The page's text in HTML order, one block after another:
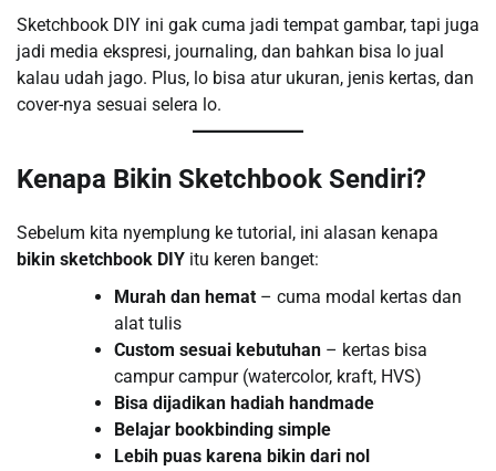
Sketchbook DIY ini gak cuma jadi tempat gambar, tapi juga
jadi media ekspresi, journaling, dan bahkan bisa lo jual
kalau udah jago. Plus, lo bisa atur ukuran, jenis kertas, dan
cover-nya sesuai selera lo.
Kenapa Bikin Sketchbook Sendiri?
Sebelum kita nyemplung ke tutorial, ini alasan kenapa
bikin sketchbook DIY itu keren banget:
Murah dan hemat – cuma modal kertas dan
alat tulis
Custom sesuai kebutuhan – kertas bisa
campur campur (watercolor, kraft, HVS)
Bisa dijadikan hadiah handmade
Belajar bookbinding simple
Lebih puas karena bikin dari nol